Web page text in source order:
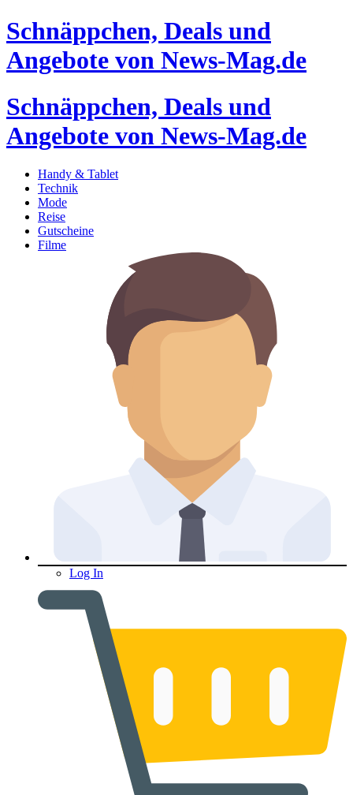
Schnäppchen, Deals und
Angebote von News-Mag.de
Schnäppchen, Deals und
Angebote von News-Mag.de
Handy & Tablet
Technik
Mode
Reise
Gutscheine
Filme
Log In